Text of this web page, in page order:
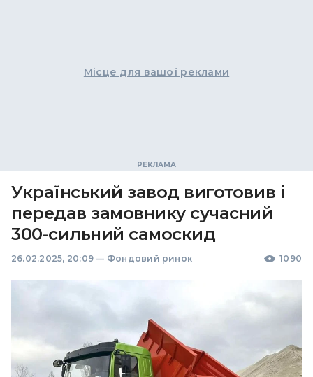
Місце для вашої реклами
Український завод виготовив і
передав замовнику сучасний
300-сильний самоскид
26.02.2025, 20:09 — Фондовий ринок 1090